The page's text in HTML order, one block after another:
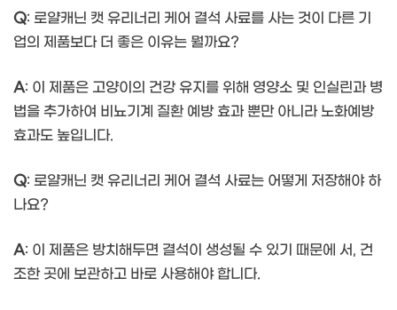
Q: 로얄캐닌 캣 유리너리 케어 결석 사료를 사는 것이 다른 기
업의 제품보다 더 좋은 이유는 뭘까요?
A: 이 제품은 고양이의 건강 유지를 위해 영양소 및 인실린과 병
법을 추가하여 비뇨기계 질환 예방 효과 뿐만 아니라 노화예방
효과도 높입니다.
Q: 로얄캐닌 캣 유리너리 케어 결석 사료는 어떻게 저장해야 하
나요?
A: 이 제품은 방치해두면 결석이 생성될 수 있기 때문에 서, 건
조한 곳에 보관하고 바로 사용해야 합니다.